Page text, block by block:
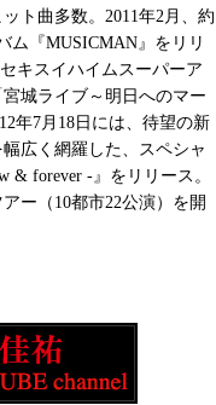
ト曲多数。2011年2月、約
ム『MUSICMAN』をリリ
キスイハイムスーパーア
城ライブ～明日へのマー
年7月18日には、待望の新
広く網羅した、スペシャ
& forever -』をリリース。
ー（10都市22公演）を開